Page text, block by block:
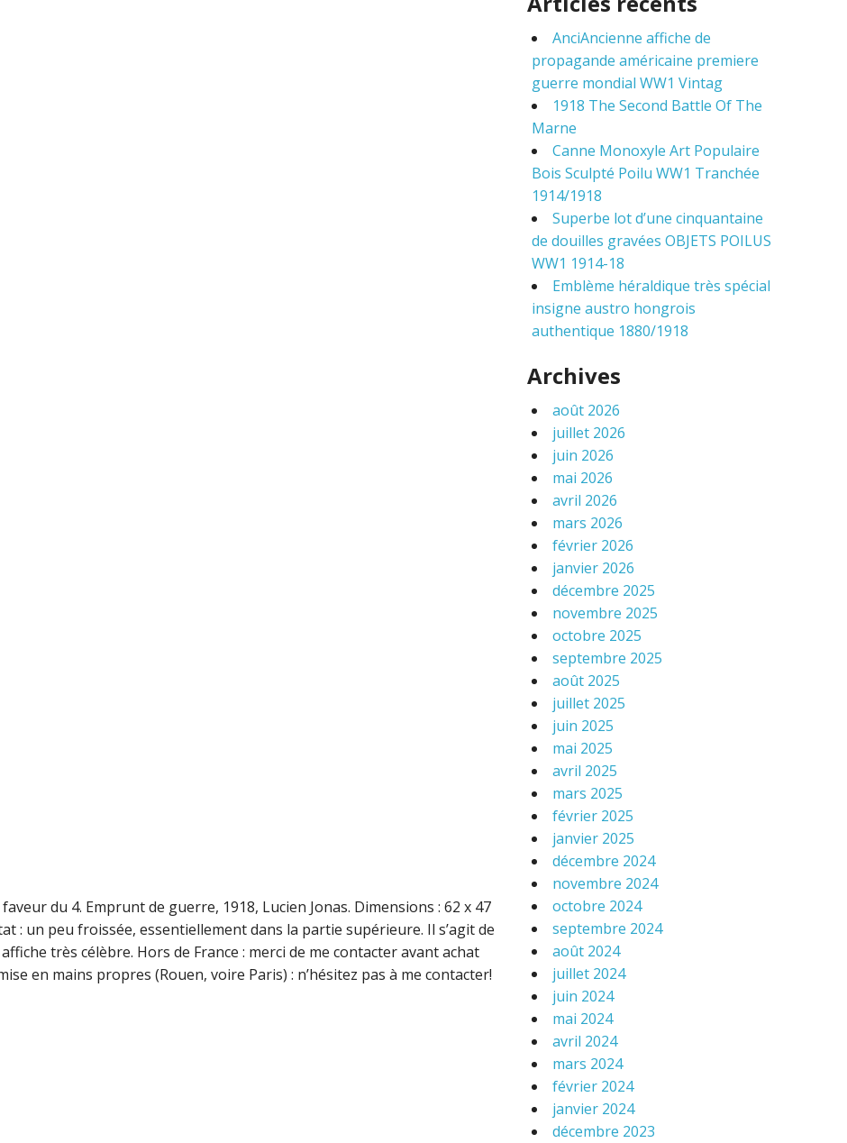
du 4. Emprunt de guerre, 1918, Lucien Jonas. Dimensions : 62 x 47
: un peu froissée, essentiellement dans la partie supérieure. Il s’agit de
très célèbre. Hors de France : merci de me contacter avant achat
en mains propres (Rouen, voire Paris) : n’hésitez pas à me contacter!
h
o
AnciAncienne affiche de
propagande américaine premiere
guerre mondial WW1 Vintag
1918 The Second Battle Of The
Marne
Canne Monoxyle Art Populaire
Bois Sculpté Poilu WW1 Tranchée
1914/1918
Superbe lot d’une cinquantaine
de douilles gravées OBJETS POILUS
WW1 1914-18
Emblème héraldique très spécial
insigne austro hongrois
authentique 1880/1918
Archives
août 2026
juillet 2026
juin 2026
mai 2026
avril 2026
mars 2026
février 2026
janvier 2026
décembre 2025
novembre 2025
octobre 2025
septembre 2025
août 2025
juillet 2025
juin 2025
mai 2025
avril 2025
mars 2025
février 2025
janvier 2025
décembre 2024
novembre 2024
octobre 2024
septembre 2024
août 2024
juillet 2024
juin 2024
mai 2024
avril 2024
mars 2024
février 2024
janvier 2024
décembre 2023